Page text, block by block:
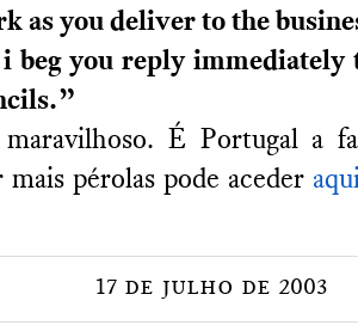
as you deliver to the
beg you reply immediately
maravilhoso. É Portugal a
pérolas pode aceder
17 de julho de 2003